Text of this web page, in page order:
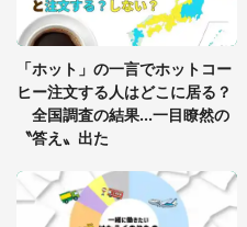
あまりにも四角
座布団だろ」「
「ホット」の一言でホットコー
ヒー注文する人はどこに居る？
全国調査の結果...一目瞭然の
〝答え〟出た